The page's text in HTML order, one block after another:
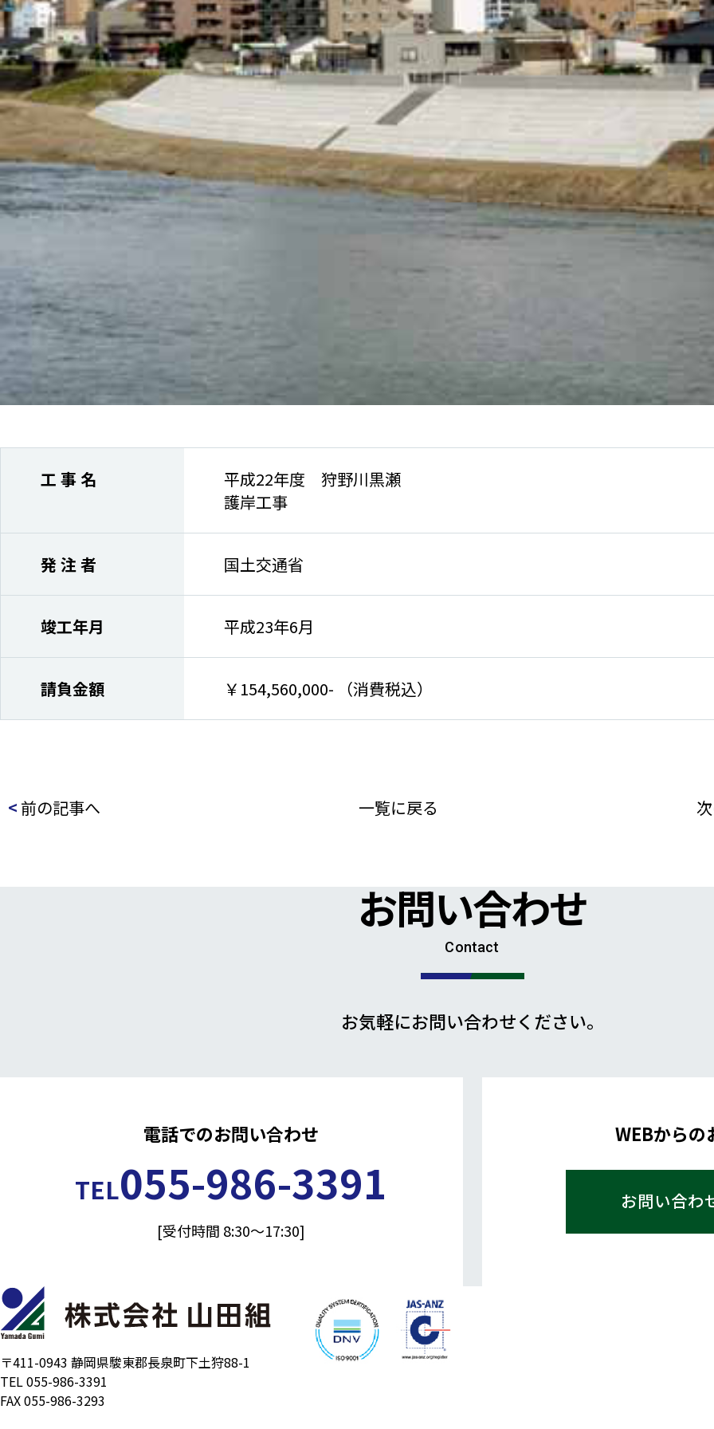
工 事 名
平成22年度 狩野川黒瀬
護岸工事
発 注 者 国土交通省
竣工年月 平成23年6月
請負金額 ￥154,560,000- （消費税込）
< 前の記事へ 一覧に戻る
お問い合わせ
Contact
お気軽にお問い合わせください。
電話でのお問い合わせ
TEL055-986-3391
[受付時間 8:30～17:30]
WEBからの
お問い合わ
〒411-0943 静岡県駿東郡長泉町下土狩88-1
TEL 055-986-3391
FAX 055-986-3293